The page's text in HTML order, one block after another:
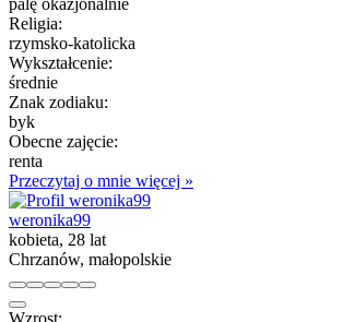
Religia:
rzymsko-katolicka
Wykształcenie:
średnie
Znak zodiaku:
byk
Obecne zajęcie:
renta
Przeczytaj o mnie więcej »
weronika99
kobieta, 28 lat
Chrzanów, małopolskie
Wzrost: